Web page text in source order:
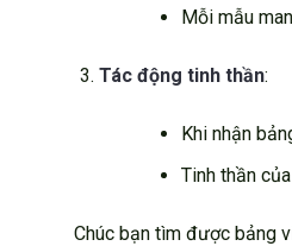
Mỗi mẫu
Tác động tinh thần:
Khi nhận
Tinh thần
Chúc bạn tìm được bảng